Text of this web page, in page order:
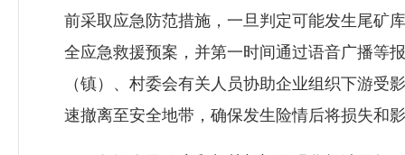
前采取应急防范措施，一旦判定可能发生尾矿
全应急救援预案，并第一时间通过语音广播等
（镇）、村委会有关人员协助企业组织下游
速撤离至安全地带，确保发生险情后将损失和